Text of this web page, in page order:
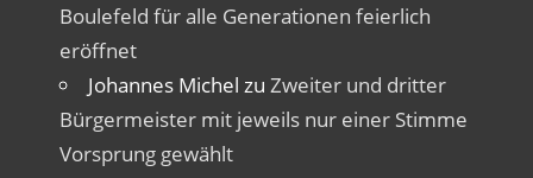
Boulefeld für alle Generationen feierlich
eröffnet
Johannes Michel zu Zweiter und dritter
Bürgermeister mit jeweils nur einer Stimme
Vorsprung gewählt